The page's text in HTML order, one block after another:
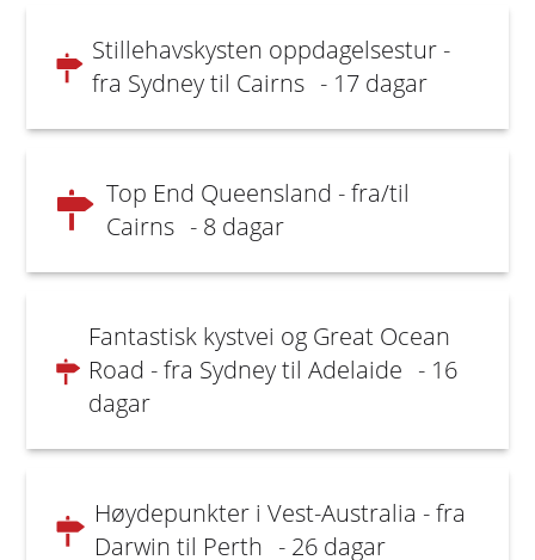
Stillehavskysten oppdagelsestur -
fra Sydney til Cairns - 17 dagar
Top End Queensland - fra/til
Cairns - 8 dagar
Fantastisk kystvei og Great Ocean
Road - fra Sydney til Adelaide - 16
dagar
Høydepunkter i Vest-Australia - fra
Darwin til Perth - 26 dagar